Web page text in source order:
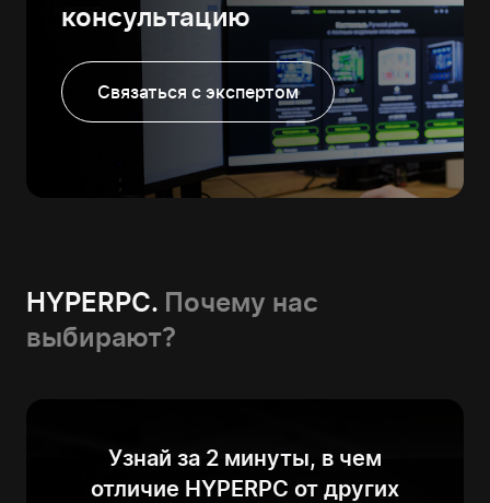
консультацию
Связаться с экспертом
HYPERPC. Почему нас
выбирают?
Узнай за 2 минуты, в чем
отличие HYPERPC от других